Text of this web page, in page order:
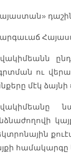
ու
մէկ
համակարգը